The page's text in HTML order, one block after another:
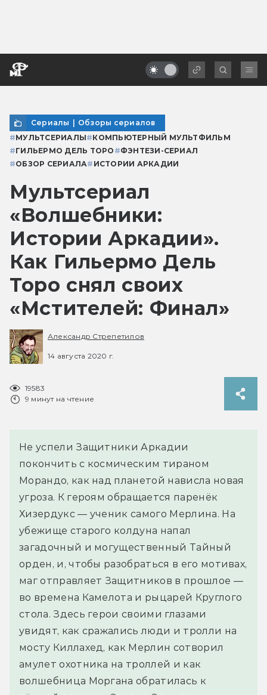
Сериалы | Обзоры сериалов
#МУЛЬТСЕРИАЛЫ#КОМПЬЮТЕРНЫЙ МУЛЬТФИЛЬМ
#ГИЛЬЕРМО ДЕЛЬ ТОРО #ФЭНТЕЗИ-СЕРИАЛ
#ОБЗОР СЕРИАЛА# ИСТОРИИ АРКАДИИ
Мультсериал
«Волшебники:
Истории Аркадии».
Как Гильермо Дель
Торо снял своих
«Мстителей: Финал»
Александр Стрепетилов
14 августа 2020 г.
19583
9 минут на чтение
Не успели Защитники Аркадии
покончить с космическим тираном
Морандо, как над планетой нависла новая
угроза. К героям обращается паренёк
Хизердукс — ученик самого Мерлина. На
убежище старого колдуна напал
загадочный и могущественный Тайный
орден, и, чтобы разобраться в его мотивах,
маг отправляет Защитников в прошлое —
во времена Камелота и рыцарей Круглого
стола. Здесь герои своими глазами
увидят, как сражались люди и тролли на
мосту Киллахед, как Мерлин сотворил
амулет охотника на троллей и как
волшебница Моргана обратилась к